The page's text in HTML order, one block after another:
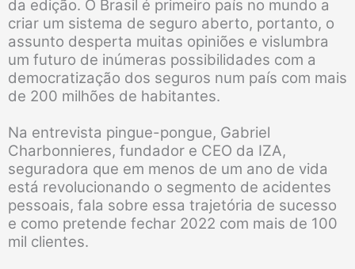
da edição. O Brasil é primeiro país no mundo a
criar um sistema de seguro aberto, portanto, o
assunto desperta muitas opiniões e vislumbra
um futuro de inúmeras possibilidades com a
democratização dos seguros num país com mais
de 200 milhões de habitantes.
Na entrevista pingue-pongue, Gabriel
Charbonnieres, fundador e CEO da IZA,
seguradora que em menos de um ano de vida
está revolucionando o segmento de acidentes
pessoais, fala sobre essa trajetória de sucesso
e como pretende fechar 2022 com mais de 100
mil clientes.